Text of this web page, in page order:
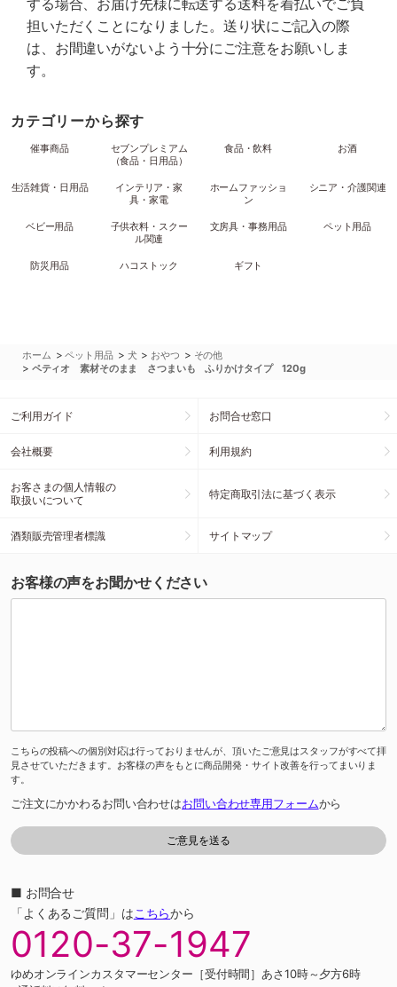
する場合、お届け先様に転送する送料を着払いでご負
担いただくことになりました。送り状にご記入の際
は、お間違いがないよう十分にご注意をお願いしま
す。
カテゴリーから探す
催事商品
セブンプレミアム
（食品・日用品）
食品・飲料 お酒
生活雑貨・日用品
インテリア・家
具・家電
ホームファッショ
ン
シニア・介護関連
ベビー用品
子供衣料・スクー
ル関連
文房具・事務用品 ペット用品
防災用品 ハコストック ギフト
ホーム >ペット用品 > 犬 > おやつ > その他
> ペティオ 素材そのまま さつまいも ふりかけタイプ 120g
ご利用ガイド お問合せ窓口
会社概要 利用規約
お客さまの個人情報の
取扱いについて
特定商取引法に基づく表示
酒類販売管理者標識 サイトマップ
お客様の声をお聞かせください
こちらの投稿への個別対応は行っておりませんが、頂いたご意見はスタッフがすべて拝
見させていただきます。お客様の声をもとに商品開発・サイト改善を行ってまいりま
す。
ご注文にかかわるお問い合わせはお問い合わせ専用フォームから
■ お問合せ
「よくあるご質問」はこちらから
0120-37-1947
ゆめオンラインカスタマーセンター［受付時間］あさ10時～夕方6時